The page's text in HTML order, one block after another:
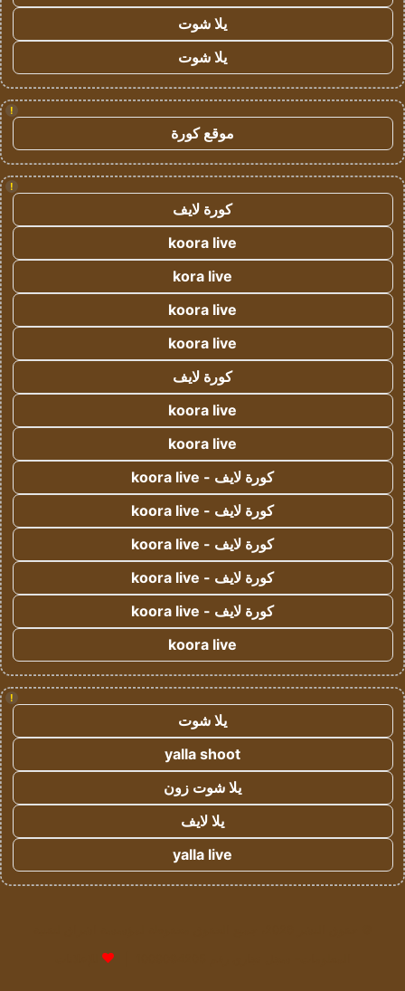
يلا شوت
يلا شوت
!
موقع كورة
!
كورة لايف
koora live
kora live
koora live
koora live
كورة لايف
koora live
koora live
كورة لايف - koora live
كورة لايف - koora live
كورة لايف - koora live
كورة لايف - koora live
كورة لايف - koora live
koora live
!
يلا شوت
yalla shoot
يلا شوت زون
يلا لايف
yalla live